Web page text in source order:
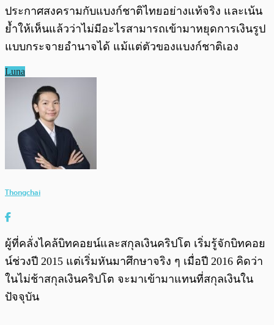
ประกาศสงครามกับแบงก์ชาติไทยอย่างแท้จริง และเน้น
ย้ำให้เห็นแล้วว่าไม่มีอะไรสามารถเข้ามาหยุดการเงินรูป
แบบกระจายอำนาจได้ แม้แต่ตัวของแบงก์ชาติเอง
Luna
Thongchai
ผู้ที่คลั่งไคล้บิทคอยน์และสกุลเงินคริปโต เริ่มรู้จักบิทคอย
น์ช่วงปี 2015 แต่เริ่มหันมาศึกษาจริง ๆ เมื่อปี 2016 คิดว่า
ในไม่ช้าสกุลเงินคริปโต จะมาเข้ามาแทนที่สกุลเงินใน
ปัจจุบัน